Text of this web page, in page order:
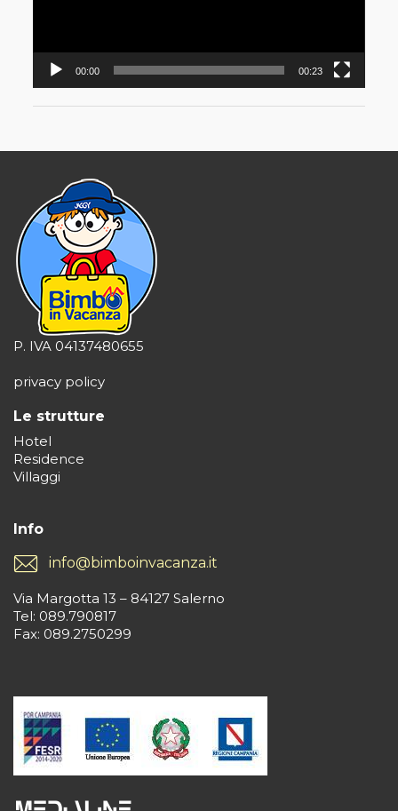
00:00 00:23
P. IVA 04137480655
privacy policy
Le strutture
Hotel
Residence
Villaggi
Info
info@bimboinvacanza.it
Via Margotta 13 – 84127 Salerno
Tel: 089.790817
Fax: 089.2750299